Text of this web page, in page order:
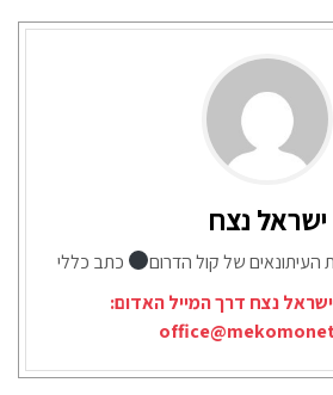
ישראל נצח
העיתונאים של קול הדרום
כתב כללי
נצח דרך המייל האדום: